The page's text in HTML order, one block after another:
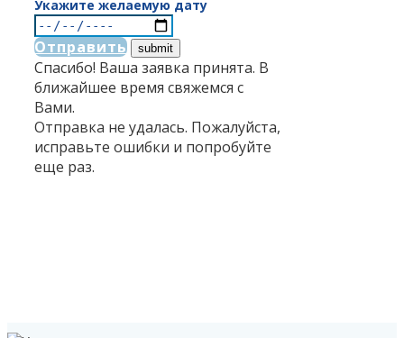
Укажите желаемую дату
Отправить
Спасибо! Ваша заявка принята. В
ближайшее время свяжемся с
Вами.
Отправка не удалась. Пожалуйста,
исправьте ошибки и попробуйте
еще раз.